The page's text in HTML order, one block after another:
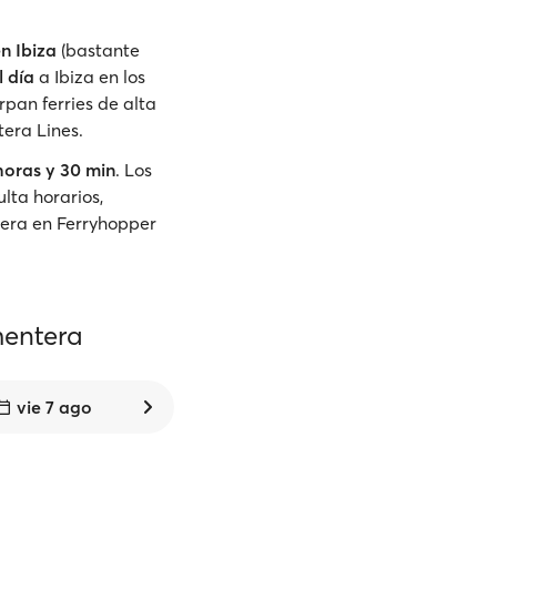
Ibiza (bastante
día a Ibiza en los
ferries de alta
Lines.
y 30 min. Los
horarios,
en Ferryhopper
vie 7 ago